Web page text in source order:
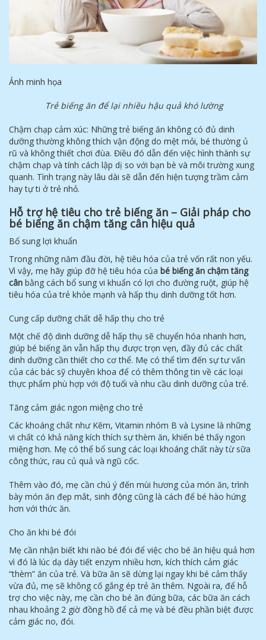
Ảnh minh họa
Trẻ biếng ăn để lại nhiều hậu quả khó lường
Chậm chạp cảm xúc: Những trẻ biếng ăn không có đủ dinh
dưỡng thường không thích vận động do mệt mỏi, bé thường ủ
rũ và không thiết chơi đùa. Điều đó dẫn đến việc hình thành sự
chậm chạp và tính cách lập dị so với bạn bè và môi trường xung
quanh. Tình trạng này lâu dài sẽ dẫn đến hiện tượng trầm cảm
hay tự ti ở trẻ nhỏ.
Hỗ trợ hệ tiêu cho trẻ biếng ăn – Giải pháp cho
bé biếng ăn chậm tăng cân hiệu quả
Bổ sung lợi khuẩn
Trong những năm đầu đời, hệ tiêu hóa của trẻ vốn rất non yếu.
Vì vậy, mẹ hãy giúp đỡ hệ tiêu hóa của bé biếng ăn chậm tăng
cân bằng cách bổ sung vi khuẩn có lợi cho đường ruột, giúp hệ
tiêu hóa của trẻ khỏe mạnh và hấp thụ dinh dưỡng tốt hơn.
Cung cấp dưỡng chất dễ hấp thụ cho trẻ
Một chế độ dinh dưỡng dễ hấp thụ sẽ chuyển hóa nhanh hơn,
giúp bé biếng ăn vẫn hấp thụ được trọn vẹn, đầy đủ các chất
dinh dưỡng cần thiết cho cơ thể. Mẹ có thể tìm đến sự tư vấn
của các bác sỹ chuyên khoa để có thêm thông tin về các loại
thực phẩm phù hợp với độ tuổi và nhu cầu dinh dưỡng của trẻ.
Tăng cảm giác ngon miệng cho trẻ
Các khoáng chất như Kẽm, Vitamin nhóm B và Lysine là những
vi chất có khả năng kích thích sự thèm ăn, khiến bé thấy ngon
miệng hơn. Mẹ có thể bổ sung các loại khoáng chất này từ sữa
công thức, rau củ quả và ngũ cốc.
Thêm vào đó, mẹ cần chú ý đến mùi hương của món ăn, trình
bày món ăn đẹp mắt, sinh động cũng là cách để bé hào hứng
hơn với thức ăn.
Cho ăn khi bé đói
Mẹ cần nhận biết khi nào bé đói để việc cho bé ăn hiệu quả hơn
vì đó là lúc dạ dày tiết enzym nhiều hơn, kích thích cảm giác
“thèm” ăn của trẻ. Và bữa ăn sẽ dừng lại ngay khi bé cảm thấy
vừa đủ, mẹ sẽ không cố gắng ép trẻ ăn thêm. Ngoài ra, để hỗ
trợ cho việc này, mẹ cần cho bé ăn đúng bữa, các bữa ăn cách
nhau khoảng 2 giờ đồng hồ để cả mẹ và bé đều phần biệt được
cảm giác no, đói.